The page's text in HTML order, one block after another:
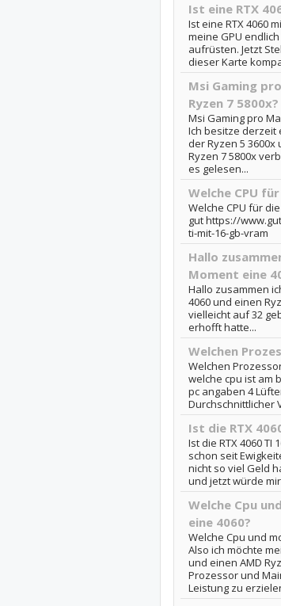
Ist eine RTX
Ist eine RTX 4060
meine GPU
aufrüsten. Jetzt
dieser Karte
Msi Gaming
Ryzen 7 5800x?
Msi Gaming pro
Ich besitze derzeit
der Ryzen 5
Ryzen 7 5800x
es gelesen...
Welche CPU
Welche CPU für
gut https://
ti-mit-16-gb-vram
Hallo
Moment eine
Hallo zusammen
4060 und einen
vielleicht auf 32
erhofft hatte...
Welchen
Welchen
welche cpu ist am
pc angaben 4
Durchschnittlicher
Ist die RTX
Ist die RTX 4060 TI
schon seit
nicht so viel Geld
und jetzt würde
Welche Cpu
eine 4060?
Welche Cpu und
Also ich möchte
und einen AMD
Prozessor und
Leistung zu